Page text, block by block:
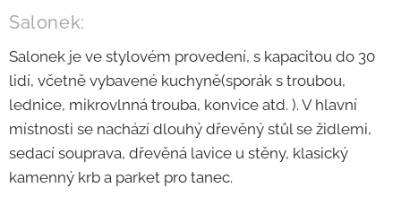
Salonek:
Salonek je ve stylovém provedení, s kapacitou do 30
lidí, včetně vybavené kuchyně(sporák s troubou,
lednice, mikrovlnná trouba, konvice atd. ). V hlavní
místnosti se nachází dlouhý dřevěný stůl se židlemi,
sedací souprava, dřevěná lavice u stěny, klasický
kamenný krb a parket pro tanec.